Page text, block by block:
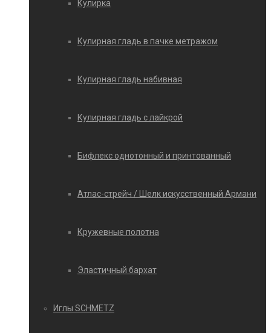
Кулирка
Кулирная гладь в пачке метражом
Кулирная гладь набивная
Кулирная гладь с лайкрой
Бифлекс однотонный и принтованный
Атлас-стрейч / Шелк искусственный Армани
Кружевные полотна
Эластичный бархат
Иглы SCHMETZ